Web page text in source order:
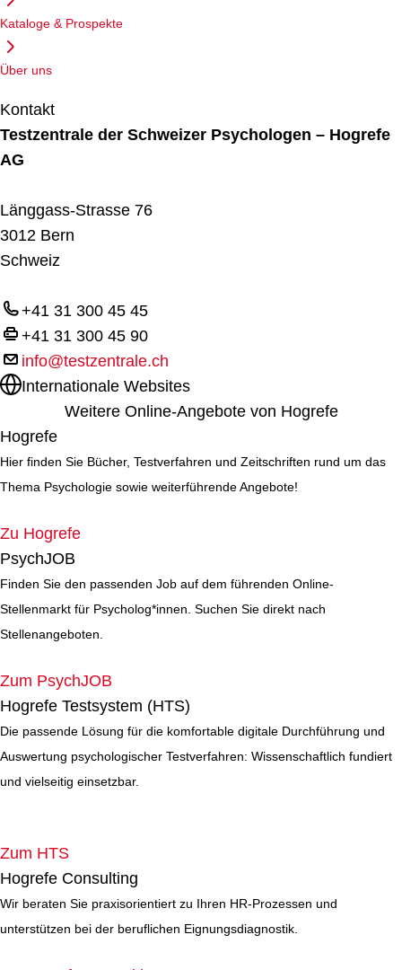
Kataloge & Prospekte
Über uns
Kontakt
Testzentrale der Schweizer Psychologen – Hogrefe
AG
Länggass-Strasse 76
3012 Bern
Schweiz
+41 31 300 45 45
+41 31 300 45 90
info@testzentrale.ch
Internationale Websites
Weitere Online-Angebote von Hogrefe
Hogrefe
Hier finden Sie Bücher, Testverfahren und Zeitschriften rund um das
Thema Psychologie sowie weiterführende Angebote!
Zu Hogrefe
PsychJOB
Finden Sie den passenden Job auf dem führenden Online-
Stellenmarkt für Psycholog*innen. Suchen Sie direkt nach
Stellenangeboten.
Zum PsychJOB
Hogrefe Testsystem (HTS)
Die passende Lösung für die komfortable digitale Durchführung und
Auswertung psychologischer Testverfahren: Wissenschaftlich fundiert
und vielseitig einsetzbar.
Zum HTS
Hogrefe Consulting
Wir beraten Sie praxisorientiert zu Ihren HR-Prozessen und
unterstützen bei der beruflichen Eignungsdiagnostik.